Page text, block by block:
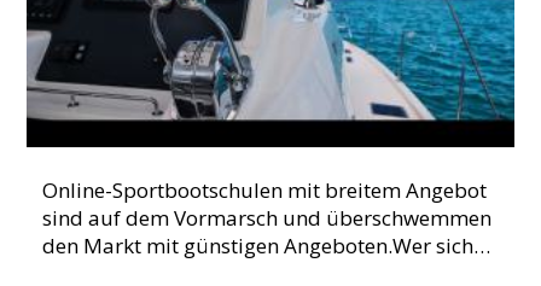
Online-Sportbootschulen mit breitem Angebot
sind auf dem Vormarsch und überschwemmen
den Markt mit günstigen Angeboten.Wer sich